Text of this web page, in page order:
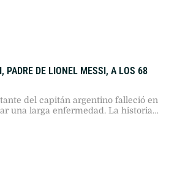
PADRE DE LIONEL MESSI, A LOS 68
del capitán argentino falleció en
una larga enfermedad. La historia
el sueño europeo del astro